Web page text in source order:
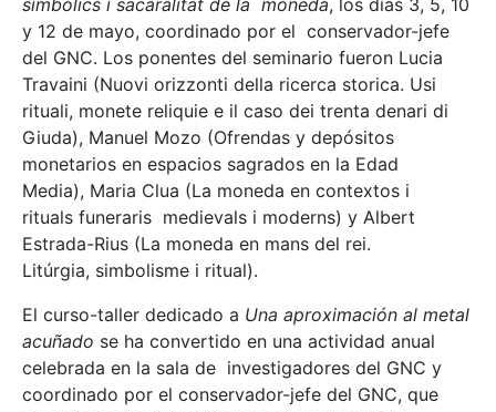
y 12 de mayo, coordinado por el conservador-jefe
del GNC. Los ponentes del seminario fueron Lucia
Travaini (Nuovi orizzonti della ricerca storica. Usi
rituali, monete reliquie e il caso dei trenta denari di
Giuda), Manuel Mozo (Ofrendas y depósitos
monetarios en espacios sagrados en la Edad
Media), Maria Clua (La moneda en contextos i
rituals funeraris medievals i moderns) y Albert
Estrada-Rius (La moneda en mans del rei.
Litúrgia, simbolisme i ritual).
El curso-taller dedicado a Una aproximación al metal
acuñado se ha convertido en una actividad anual
celebrada en la sala de investigadores del GNC y
coordinado por el conservador-jefe del GNC, que